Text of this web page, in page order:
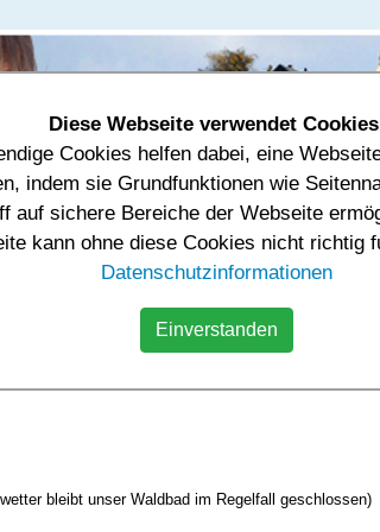
Diese Webseite verwendet
Cookies helfen dabei, eine
indem sie Grundfunktionen wie
auf sichere Bereiche der Webseite
kann ohne diese Cookies nicht richtig
Datenschutzinformationen
Einverstanden
Tourismus & Freizeit Wirtschaft
unserem Freibad Fraureuth:
bleibt unser Waldbad im Regelfall geschlossen)